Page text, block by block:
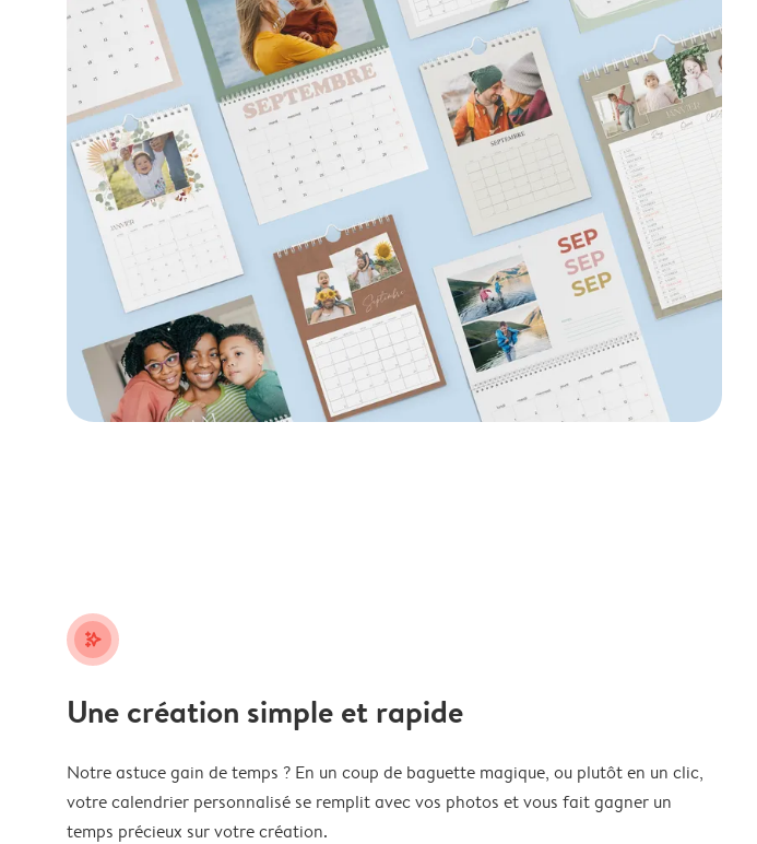
stars_plus
Une création simple et rapide
Notre astuce gain de temps ? En un coup de baguette magique, ou plutôt en un clic,
votre calendrier personnalisé se remplit avec vos photos et vous fait gagner un
temps précieux sur votre création.